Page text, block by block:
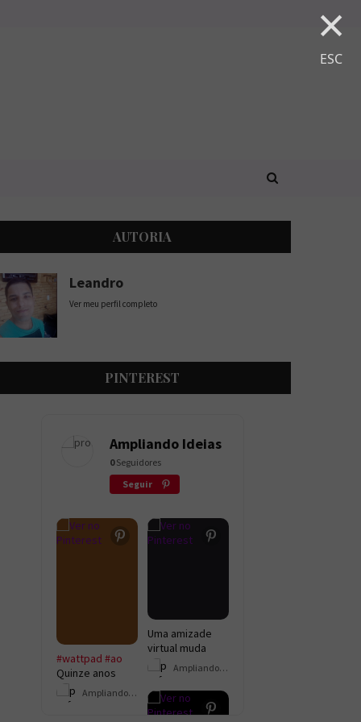
×
ESC
AUTORIA
Leandro
Ver meu perfil completo
PINTEREST
Ampliando Ideias
0 Seguidores
Seguir
#wattpad #ao
Quinze anos
após o
desapareciment
Ampliando Ideias
Uma amizade
virtual muda
completamente
a vida de Danilo
e Jéssica.
Separados pela
Ampliando Ideias